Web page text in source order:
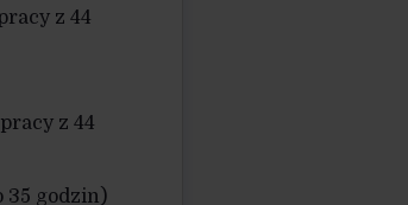
z 44
z 44
35 godzin)